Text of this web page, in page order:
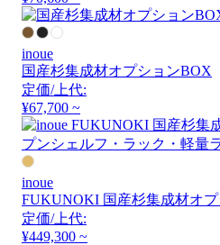
inoue
国産杉集成材オプションBOX
定価/上代:
¥67,700 ~
inoue
FUKUNOKI 国産杉集成材オ
定価/上代:
¥449,300 ~